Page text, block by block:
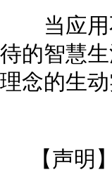
当应用不
待的智慧
理念的生动
【声